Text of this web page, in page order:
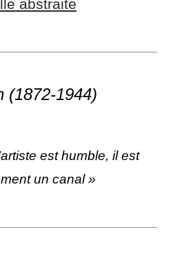
(1872-1944)
est humble, il est
un canal »